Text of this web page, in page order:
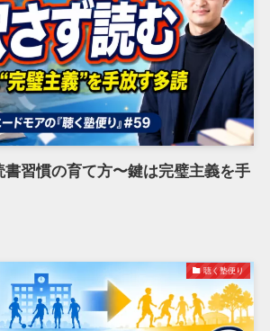
習慣の育て方〜鍵は完璧主義を手
聴く塾便り